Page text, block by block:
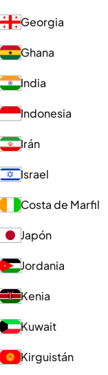
Georgia
Ghana
India
Indonesia
Irán
Israel
Costa de Marfil
Japón
Jordania
Kenia
Kuwait
Kirguistán